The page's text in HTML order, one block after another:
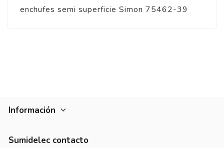
enchufes semi superficie Simon 75462-39
Información
Sumidelec contacto